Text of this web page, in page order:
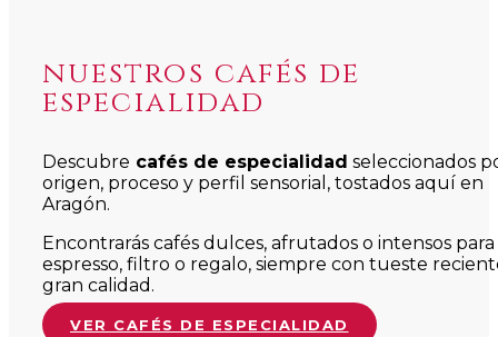
nuestros cafés de
especialidad
Descubre cafés de especialidad seleccionados
origen, proceso y perfil sensorial, tostados aquí en
Aragón.
Encontrarás cafés dulces, afrutados o intensos para
espresso, filtro o regalo, siempre con tueste
gran calidad.
VER CAFÉS DE ESPECIALIDAD